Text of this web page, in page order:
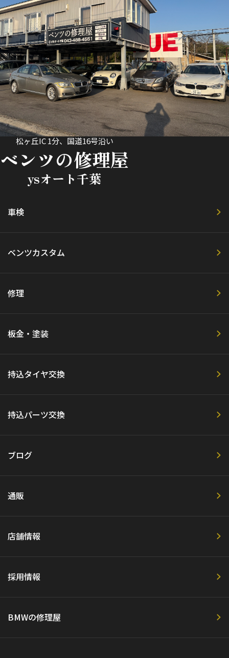
松ヶ丘IC 1分、国道16号沿い
ベンツの修理屋
ysオート千葉
車検
ベンツカスタム
修理
板金・塗装
持込タイヤ交換
持込パーツ交換
ブログ
通販
店舗情報
採用情報
BMWの修理屋